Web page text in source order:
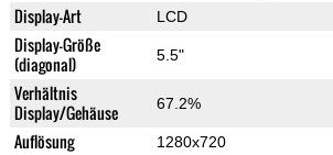
Display-Art LCD
Display-Größe
(diagonal)
5.5"
Verhältnis
Display/Gehäuse
67.2%
Auflösung 1280x720